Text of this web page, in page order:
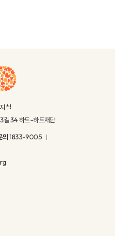
철
길 34 하트-하트재단
의1833-9005